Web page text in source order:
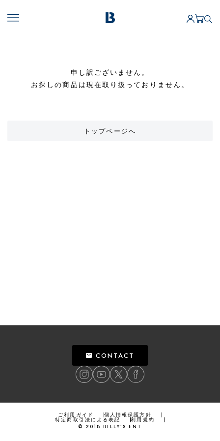
申し訳ございません。
お探しの商品は現在取り扱っておりません。
トップページへ
CONTACT
ご利用ガイド 個人情報保護方針
特定商取引法による表記
利用規約
© 2018 BILLY’S ENT